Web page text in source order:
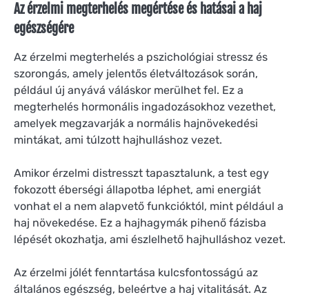
Az érzelmi megterhelés megértése és hatásai a haj
egészségére
Az érzelmi megterhelés a pszichológiai stressz és
szorongás, amely jelentős életváltozások során,
például új anyává váláskor merülhet fel. Ez a
megterhelés hormonális ingadozásokhoz vezethet,
amelyek megzavarják a normális hajnövekedési
mintákat, ami túlzott hajhulláshoz vezet.
Amikor érzelmi distresszt tapasztalunk, a test egy
fokozott éberségi állapotba léphet, ami energiát
vonhat el a nem alapvető funkcióktól, mint például a
haj növekedése. Ez a hajhagymák pihenő fázisba
lépését okozhatja, ami észlelhető hajhulláshoz vezet.
Az érzelmi jólét fenntartása kulcsfontosságú az
általános egészség, beleértve a haj vitalitását. Az